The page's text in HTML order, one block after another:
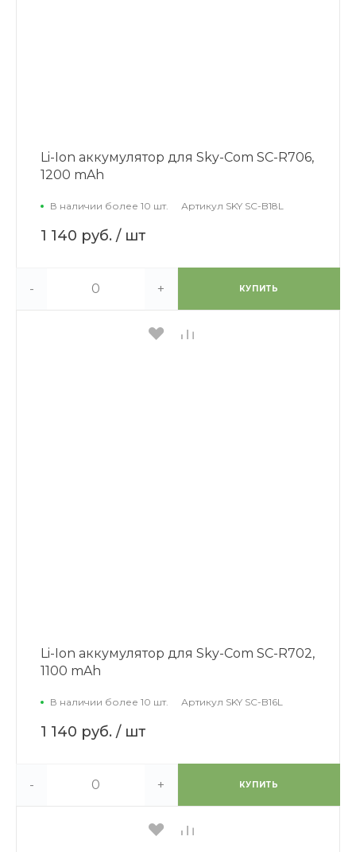
Li-Ion аккумулятор для Sky-Com SC-R706,
1200 mAh
В наличии более 10 шт. Артикул SKY SC-B18L
1 140 руб. / шт
- + КУПИТЬ
Li-Ion аккумулятор для Sky-Com SC-R702,
1100 mAh
В наличии более 10 шт. Артикул SKY SC-B16L
1 140 руб. / шт
- + КУПИТЬ